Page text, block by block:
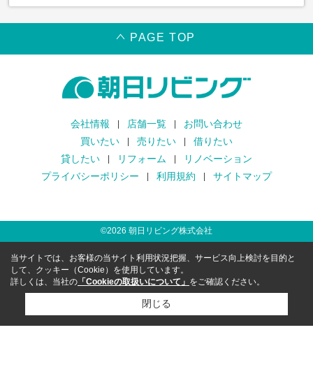
PAGE TOP
会社情報 店舗一覧
お問い合わせ
買いたい
売りたい
借りたい
貸したい
リフォーム
リノベーション
プライバシーポリシー
利用規約 サイトマップ
©2026 朝日リビング株式会社
当サイトでは、お客様の当サイト利用状況把握、サービス向上検討を目的と
して、クッキー（Cookie）を使用しています。
詳しくは、当社の 「Cookieの取扱いについて」 をご確認ください。
閉じる